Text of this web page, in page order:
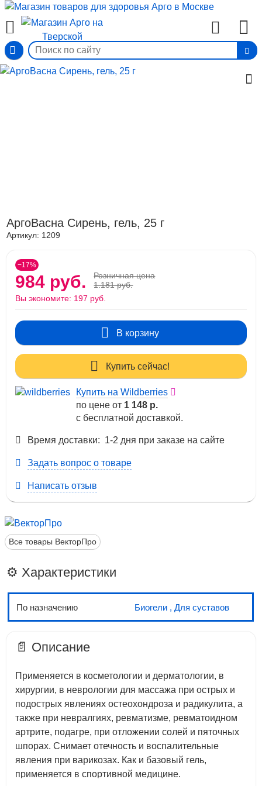
АргоВасна Сирень, гель, 25 г
Артикул: 1209
−17%
984 руб.
Розничная цена
1.181 руб.
Вы экономите: 197 руб.
В корзину
Купить сейчас!
Купить на Wildberries
по цене от 1 148 р.
с бесплатной доставкой.
Время доставки: 1-2 дня при заказе на сайте
Задать вопрос о товаре
Написать отзыв
Все товары ВекторПро
⚙️ Характеристики
По назначению Биогели ,Для суставов
📄 Описание
Применяется в косметологии и дерматологии, в
хирургии, в неврологии для массажа при острых и
подострых явлениях остеохондроза и радикулита, а
также при невралгиях, ревматизме, ревматоидном
артрите, подагре, при отложении солей и пяточных
шпорах. Снимает отечность и воспалительные
явления при варикозах. Как и базовый гель,
применяется в спортивной медицине.